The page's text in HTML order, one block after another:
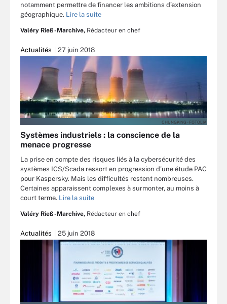
notamment permettre de financer les ambitions d’extension
géographique. Lire la suite
Valéry Rieß-Marchive, Rédacteur en chef
Actualités 27 juin 2018
CHUNGKING - FOTOLIA
Systèmes industriels : la conscience de la
menace progresse
La prise en compte des risques liés à la cybersécurité des
systèmes ICS/Scada ressort en progression d'une étude PAC
pour Kaspersky. Mais les difficultés restent nombreuses.
Certaines apparaissent complexes à surmonter, au moins à
court terme. Lire la suite
Valéry Rieß-Marchive, Rédacteur en chef
Actualités 25 juin 2018